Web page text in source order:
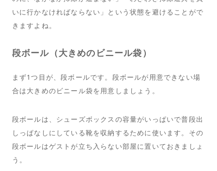
いに行かなければならない」という状態を避けることがで
きますよね。
段ボール（大きめのビニール袋）
まず1つ目が、段ボールです。段ボールが用意できない場
合は大きめのビニール袋を用意しましょう。
段ボールは、シューズボックスの容量がいっぱいで普段出
しっぱなしにしている靴を収納するために使います。その
段ボールはゲストが立ち入らない部屋に置いておきましょ
う。